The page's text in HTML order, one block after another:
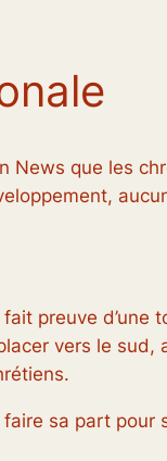
News que les
preuve d’une
vers le sud,
sa part pour